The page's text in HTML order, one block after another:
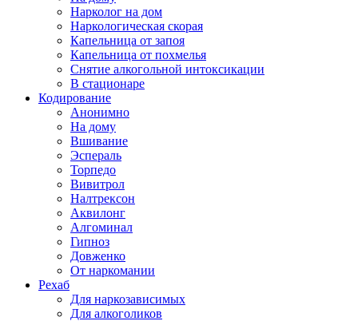
Нарколог на дом
Наркологическая скорая
Капельница от запоя
Капельница от похмелья
Снятие алкогольной интоксикации
В стационаре
Кодирование
Анонимно
На дому
Вшивание
Эспераль
Торпедо
Вивитрол
Налтрексон
Аквилонг
Алгоминал
Гипноз
Довженко
От наркомании
Рехаб
Для наркозависимых
Для алкоголиков